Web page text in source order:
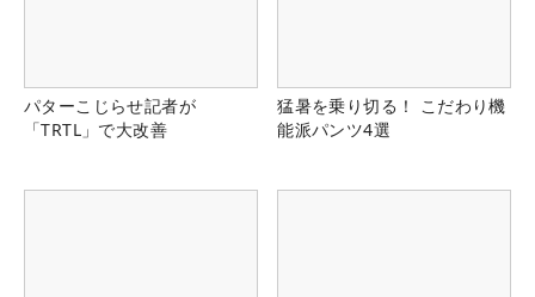
パターこじらせ記者が
「TRTL」で大改善
猛暑を乗り切る！ こだわり機
能派パンツ4選